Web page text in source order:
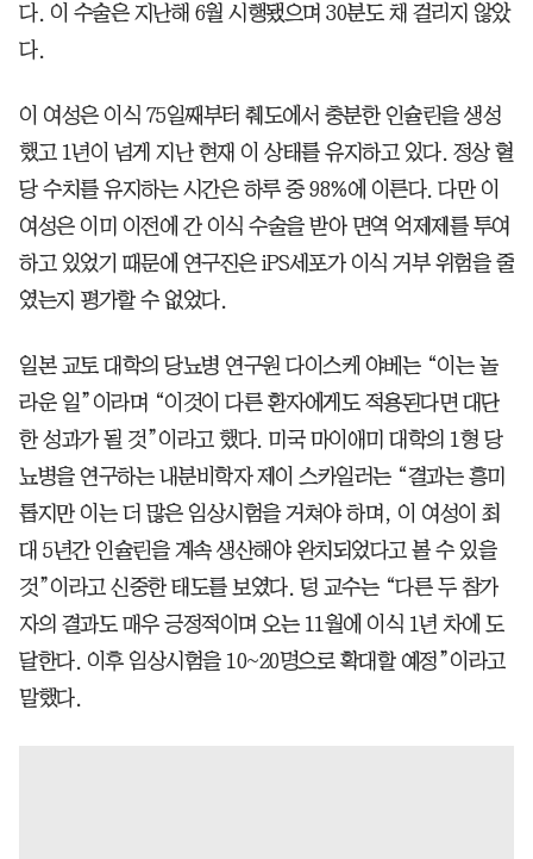
다. 이 수술은 지난해 6월 시행됐으며 30분도 채 걸리지 않았
다.
이 여성은 이식 75일째부터 췌도에서 충분한 인슐린을 생성
했고 1년이 넘게 지난 현재 이 상태를 유지하고 있다. 정상 혈
당 수치를 유지하는 시간은 하루 중 98%에 이른다. 다만 이
여성은 이미 이전에 간 이식 수술을 받아 면역 억제제를 투여
하고 있었기 때문에 연구진은 iPS세포가 이식 거부 위험을 줄
였는지 평가할 수 없었다.
일본 교토 대학의 당뇨병 연구원 다이스케 야베는 “이는 놀
라운 일”이라며 “이것이 다른 환자에게도 적용된다면 대단
한 성과가 될 것”이라고 했다. 미국 마이애미 대학의 1형 당
뇨병을 연구하는 내분비학자 제이 스카일러는 “결과는 흥미
롭지만 이는 더 많은 임상시험을 거쳐야 하며, 이 여성이 최
대 5년간 인슐린을 계속 생산해야 완치되었다고 볼 수 있을
것”이라고 신중한 태도를 보였다. 덩 교수는 “다른 두 참가
자의 결과도 매우 긍정적이며 오는 11월에 이식 1년 차에 도
달한다. 이후 임상시험을 10~20명으로 확대할 예정”이라고
말했다.